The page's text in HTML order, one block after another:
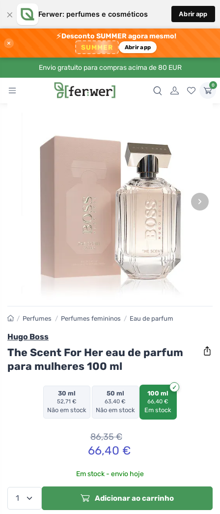
× Ferwer: perfumes e cosméticos Abrir app
×
⚡Desconto SUMMER agora mesmo!
SUMMER Abrir app
Envio gratuito para compras acima de 80 EUR
0
›
/ Perfumes / Perfumes femininos / Eau de parfum
Hugo Boss
The Scent For Her eau de parfum
para mulheres 100 ml
30 ml
52,71 €
Não em stock
50 ml
63,40 €
Não em stock
100 ml
66,40 €
Em stock
86,35€
66,40 €
Em stock - envio hoje
Adicionar ao carrinho